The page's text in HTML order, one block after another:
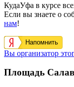
КудаУфа в курсе
Если вы знаете о
нам!
Напомнить
Вы организатор
Площадь